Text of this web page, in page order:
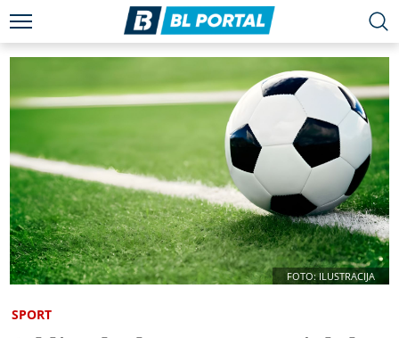
FOTO: ILUSTRACIJA
SPORT